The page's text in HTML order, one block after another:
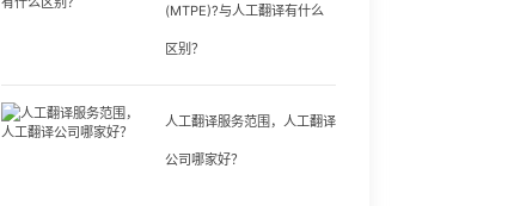
(MTPE)?与人工翻译有什么
区别？
人工翻译服务范围，人工翻译
公司哪家好？